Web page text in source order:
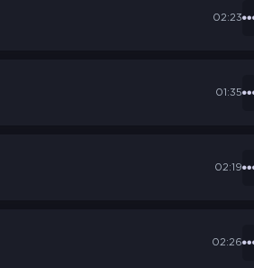
стены
02:23
01:35
02:19
02:26